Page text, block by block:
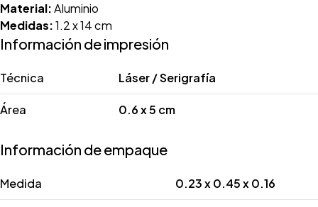
Material:Aluminio
Medidas:1.2 x 14 cm
Información de impresión
Técnica Láser / Serigrafía
Área 0.6 x 5 cm
Información de empaque
Medida 0.23 x 0.45 x 0.16